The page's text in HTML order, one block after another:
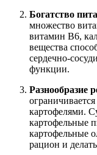
Богатство
множество
витамин B6,
вещества
сердечно-
функции.
Разнообразие
картофелями.
картофельные
картофельные
рацион и